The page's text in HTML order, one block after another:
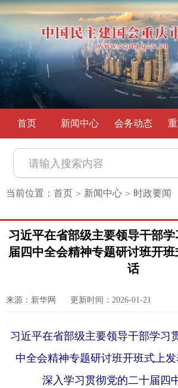
首页 新闻中心 会务动态
当前位置： 首页 > 新闻中心 > 时政要闻
习近平在省部级主要领导干部
届四中全会精神专题研讨班开
话
来源：新华网 更新时间：2026-01-21
习近平在省部级主要领导干部学习
中全会精神专题研讨班开班式上
深入学习贯彻党的二十届四